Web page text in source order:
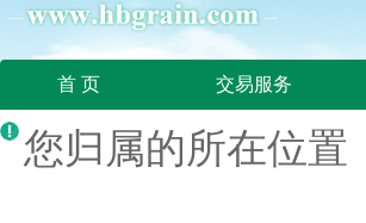
首 页 交易服务
您归属的所在位置